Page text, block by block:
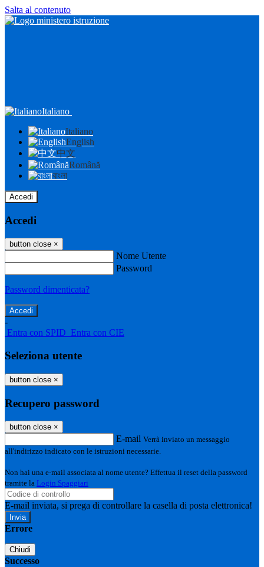
Salta al contenuto
Italiano
Italiano
English
中文
Română
বাংলা
Accedi
Accedi
button close ×
Nome Utente
Password
Password dimenticata?
-
Entra con SPID Entra con CIE
Seleziona utente
button close ×
Recupero password
button close ×
E-mail Verrà inviato un messaggio
all'indirizzo indicato con le istruzioni necessarie.
Non hai una e-mail associata al nome utente? Effettua il reset della password
tramite la Login Spaggiari
E-mail inviata, si prega di controllare la casella di posta elettronica!
Errore
Chiudi
Successo